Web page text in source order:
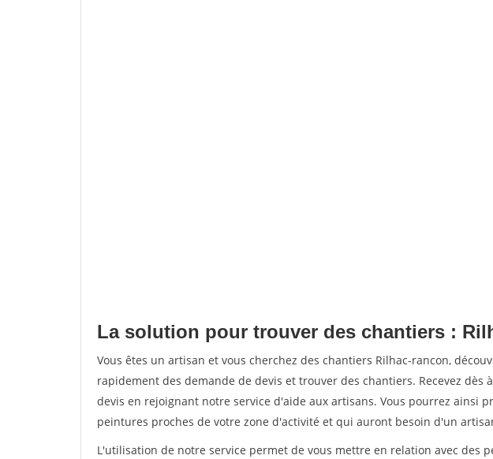
La solution pour trouver des chantiers :
Vous êtes un artisan et vous cherchez des chantiers Rilhac-rancon,
rapidement des demande de devis et trouver des chantiers. Recevez dès
devis en rejoignant notre service d'aide aux artisans. Vous pourrez ainsi
peintures proches de votre zone d'activité et qui auront besoin d'un
L'utilisation de notre service permet de vous mettre en relation avec des